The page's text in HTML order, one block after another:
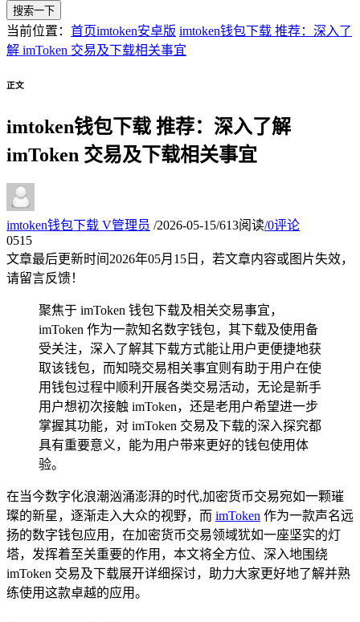
搜索一下
当前位置： 首页imtoken安卓版 imtoken钱包下载 推荐：深入了
解 imToken 交易及下载相关事宜
正文
imtoken钱包下载 推荐：深入了解
imToken 交易及下载相关事宜
imtoken钱包下载 V管理员 /2026-05-15/613阅读/0评论
0515
文章最后更新时间 2026年05月15日 ，若文章内容或图片失效，
请留言反馈！
聚焦于 imToken 钱包下载及相关交易事宜，
imToken 作为一款知名数字钱包，其下载及使用备
受关注，深入了解其下载方式能让用户更便捷地获
取该钱包，而知晓交易相关事宜则有助于用户在使
用钱包过程中顺利开展各类交易活动，无论是新手
用户想初次接触 imToken，还是老用户希望进一步
掌握其功能，对 imToken 交易及下载的深入探究都
具有重要意义，能为用户带来更好的钱包使用体
验。
在当今数字化浪潮汹涌澎湃的时代,加密货币交易宛如一颗璀
璨的新星，逐渐走入大众的视野，而 imToken 作为一款声名远
扬的数字钱包应用，在加密货币交易领域犹如一座坚实的灯
塔，发挥着至关重要的作用，本文将全方位、深入地围绕
imToken 交易及下载展开详细探讨，助力大家更好地了解并熟
练使用这款卓越的应用。